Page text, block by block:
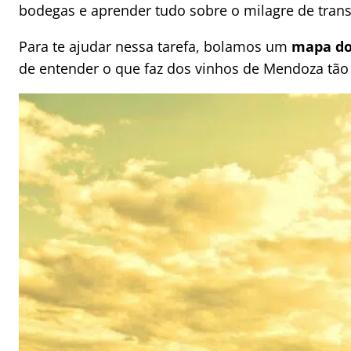
bodegas e aprender tudo sobre o milagre de
Para te ajudar nessa tarefa, bolamos um mapa
de entender o que faz dos vinhos de Mendoza